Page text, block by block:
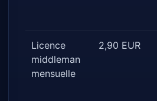
Licence
middleman
mensuelle
2,90 EUR